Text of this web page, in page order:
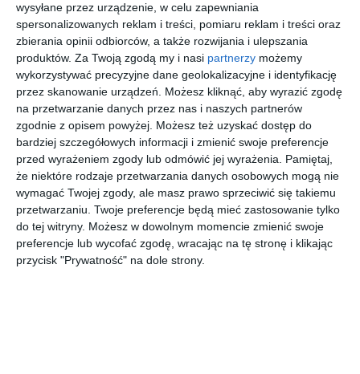
wysyłane przez urządzenie, w celu zapewniania
spersonalizowanych reklam i treści, pomiaru reklam i treści oraz
zbierania opinii odbiorców, a także rozwijania i ulepszania
produktów. Za Twoją zgodą my i nasi partnerzy możemy
wykorzystywać precyzyjne dane geolokalizacyjne i identyfikację
przez skanowanie urządzeń. Możesz kliknąć, aby wyrazić zgodę
na przetwarzanie danych przez nas i naszych partnerów
zgodnie z opisem powyżej. Możesz też uzyskać dostęp do
bardziej szczegółowych informacji i zmienić swoje preferencje
przed wyrażeniem zgody lub odmówić jej wyrażenia. Pamiętaj,
że niektóre rodzaje przetwarzania danych osobowych mogą nie
wymagać Twojej zgody, ale masz prawo sprzeciwić się takiemu
przetwarzaniu. Twoje preferencje będą mieć zastosowanie tylko
do tej witryny. Możesz w dowolnym momencie zmienić swoje
preferencje lub wycofać zgodę, wracając na tę stronę i klikając
przycisk "Prywatność" na dole strony.
Przegląd
Końca
Świata:
Blackout
Mira Grant
Blackout
Mira Grant
Przegląd
Końca
Świata:
Deadline
Mira Grant
Końca
Świata:
Feed
Mira Grant
nowość
[ książka ]
Nawiedzo
ny dwór w
Bly
(barwione
brzegi)
Henry James
nowość
[ książka, audiobook,
e-book ]
Wszystko
jest
względne.
14
Stephen King
nowość
[ książka, audiobook,
e-book ]
Martwa
strefa
Stephen King
[ książka, e-book ]
Kamienic
a dusz
Anna Mostyn